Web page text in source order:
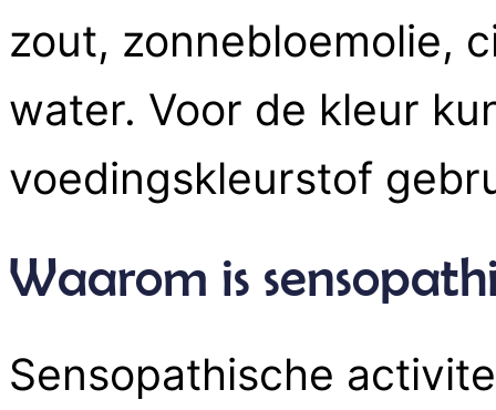
zout, zonnebloemolie,
water. Voor de kleur
voedingskleurstof
Waarom is
Sensopathische